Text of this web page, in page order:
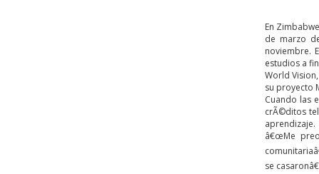
En
de marzo
noviembre.
estudios a
World
su proyecto
Cuando las
crÃ©ditos
aprendizaje.
â€œMe
se